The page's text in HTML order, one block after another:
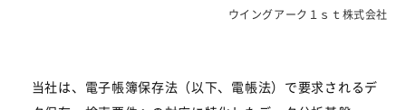
ウイングアーク１ｓｔ株式会社
当社は、電子帳簿保存法（以下、電帳法）で要求されるデ